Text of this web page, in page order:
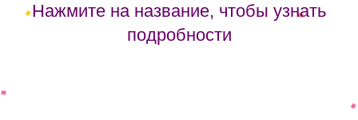
Нажмите на название, чтобы узнать
подробности